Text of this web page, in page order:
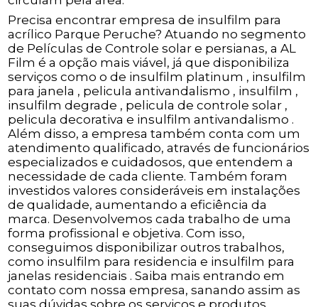
Precisa encontrar empresa de insulfilm para
acrílico Parque Peruche? Atuando no segmento
de Películas de Controle solar e persianas, a AL
Film é a opção mais viável, já que disponibiliza
serviços como o de insulfilm platinum , insulfilm
para janela , pelicula antivandalismo , insulfilm ,
insulfilm degrade , pelicula de controle solar ,
pelicula decorativa e insulfilm antivandalismo .
Além disso, a empresa também conta com um
atendimento qualificado, através de funcionários
especializados e cuidadosos, que entendem a
necessidade de cada cliente. Também foram
investidos valores consideráveis em instalações
de qualidade, aumentando a eficiência da
marca. Desenvolvemos cada trabalho de uma
forma profissional e objetiva. Com isso,
conseguimos disponibilizar outros trabalhos,
como insulfilm para residencia e insulfilm para
janelas residenciais . Saiba mais entrando em
contato com nossa empresa, sanando assim as